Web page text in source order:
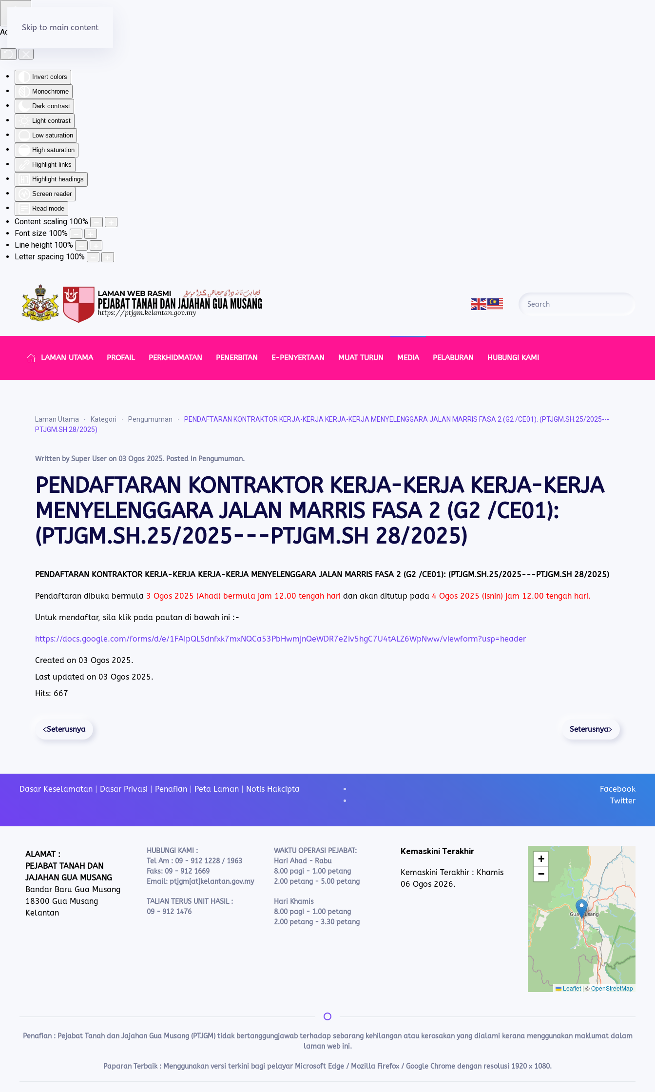
Accessibility Tools
Invert colors
Monochrome
Dark contrast
Light contrast
Low saturation
High saturation
Highlight links
Highlight headings
Screen reader
Read mode
Content scaling 100%
Font size 100%
Line height 100%
Letter spacing 100%
Skip to main content
LAMAN UTAMA PROFAIL PERKHIDMATAN PENERBITAN E-PENYERTAAN MUAT TURUN MEDIA PELABURAN HUBUNGI KAMI
Laman Utama Kategori Pengumuman
PENDAFTARAN KONTRAKTOR KERJA-KERJA KERJA-KERJA MENYELENGGARA JALAN MARRIS FASA 2 (G2 /CE01): (PTJGM.SH.25/2025---
PTJGM.SH 28/2025)
Written by Super User on 03 Ogos 2025. Posted in Pengumuman.
PENDAFTARAN KONTRAKTOR KERJA-KERJA KERJA-KERJA
MENYELENGGARA JALAN MARRIS FASA 2 (G2 /CE01):
(PTJGM.SH.25/2025---PTJGM.SH 28/2025)
PENDAFTARAN KONTRAKTOR KERJA-KERJA KERJA-KERJA MENYELENGGARA JALAN MARRIS FASA 2 (G2 /CE01): (PTJGM.SH.25/2025---PTJGM.SH 28/2025)
Pendaftaran dibuka bermula 3 Ogos 2025 (Ahad) bermula jam 12.00 tengah hari dan akan ditutup pada 4 Ogos 2025 (Isnin) jam 12.00 tengah hari.
Untuk mendaftar, sila klik pada pautan di bawah ini :-
https://docs.google.com/forms/d/e/1FAIpQLSdnfxk7mxNQCa53PbHwmjnQeWDR7e2Iv5hgC7U4tALZ6WpNww/viewform?usp=header
Created on 03 Ogos 2025.
Last updated on 03 Ogos 2025.
Hits: 667
Seterusnya Seterusnya
Dasar Keselamatan Dasar Privasi Penafian Peta Laman Notis Hakcipta
Facebook
Twitter
ALAMAT :
PEJABAT TANAH DAN
JAJAHAN GUA MUSANG
Bandar Baru Gua Musang
18300 Gua Musang
Kelantan
HUBUNGI KAMI :
Tel Am : 09 - 912 1228 / 1963
Faks: 09 - 912 1669
Email: ptjgm[at]kelantan.gov.my
TALIAN TERUS UNIT HASIL :
09 - 912 1476
WAKTU OPERASI PEJABAT:
Hari Ahad - Rabu
8.00 pagi - 1.00 petang
2.00 petang - 5.00 petang
Hari Khamis
8.00 pagi - 1.00 petang
2.00 petang - 3.30 petang
Kemaskini Terakhir
Kemaskini Terakhir : Khamis
06 Ogos 2026.
+
−
Leaflet | ©OpenStreetMap
Penafian : Pejabat Tanah dan Jajahan Gua Musang (PTJGM) tidak bertanggungjawab terhadap sebarang kehilangan atau kerosakan yang dialami kerana menggunakan maklumat dalam
laman web ini.
Paparan Terbaik : Menggunakan versi terkini bagi pelayar Microsoft Edge / Mozilla Firefox / Google Chrome dengan resolusi 1920 x 1080.